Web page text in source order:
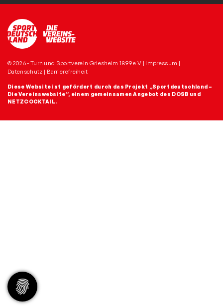
© 2026 - Turn und Sportverein Griesheim 1899 e.V | Impressum |
Datenschutz | Barrierefreiheit
Diese Website ist gefördert durch das Projekt „Sportdeutschland –
Die Vereinswebsite”, einem gemeinsamen Angebot des DOSB und
NETZCOCKTAIL.